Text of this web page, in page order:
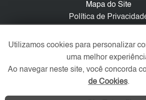
Mapa do Site
Política de
Verificada por
Redes Sociais
Utilizamos cookies para personalizar
uma melhor
Ao navegar neste site, você concorda
de Cookies.